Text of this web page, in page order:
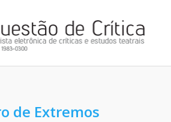
de Extremos